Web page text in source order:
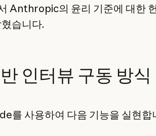
Anthropic의 윤리 기준에 대한
습니다.
인터뷰 구동 방식
를 사용하여 다음 기능을 실현합